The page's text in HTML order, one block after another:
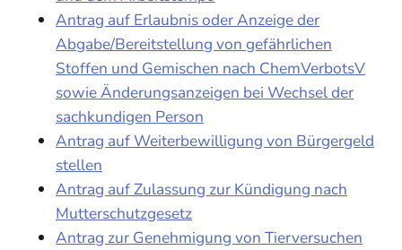
Antrag auf Erlaubnis oder Anzeige der
Abgabe/Bereitstellung von gefährlichen
Stoffen und Gemischen nach ChemVerbotsV
sowie Änderungsanzeigen bei Wechsel der
sachkundigen Person
Antrag auf Weiterbewilligung von Bürgergeld
stellen
Antrag auf Zulassung zur Kündigung nach
Mutterschutzgesetz
Antrag zur Genehmigung von Tierversuchen